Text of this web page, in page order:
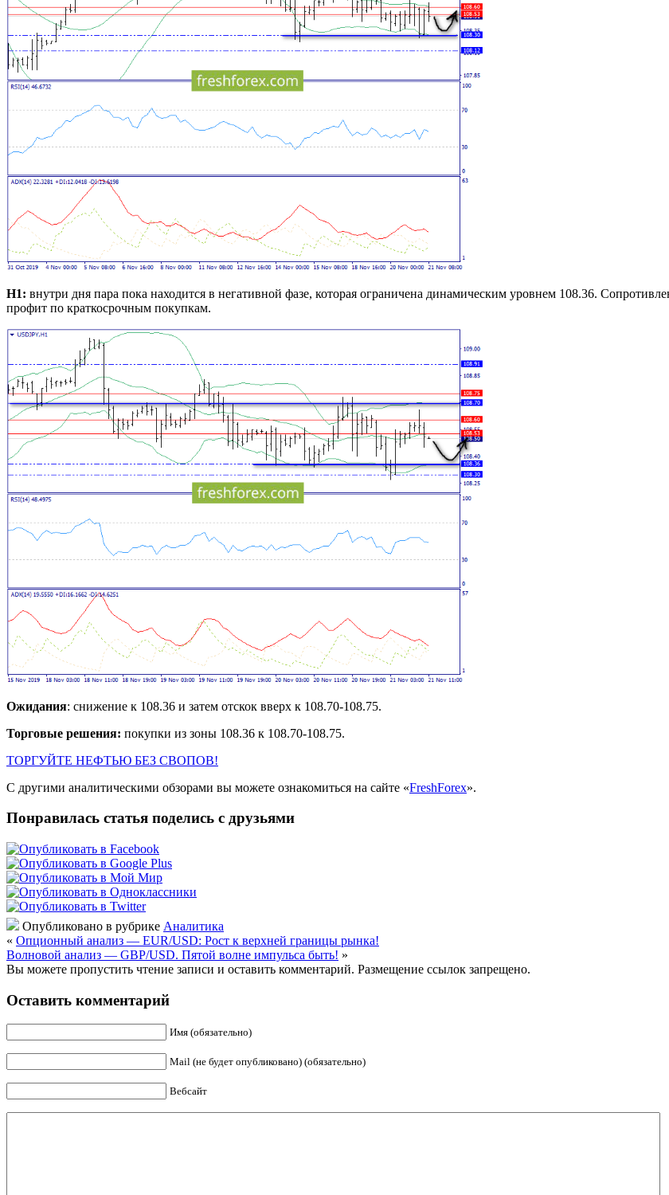
Н1: внутри дня пара пока находится в негативной фазе, которая ограничена динамическим уровнем 108.36.
профит по краткосрочным покупкам.
Ожидания: снижение к 108.36 и затем отскок вверх к 108.70-108.75.
Торговые решения: покупки из зоны 108.36 к 108.70-108.75.
ТОРГУЙТЕ НЕФТЬЮ БЕЗ СВОПОВ!
С другими аналитическими обзорами вы можете ознакомиться на сайте «FreshForex».
Понравилась статья поделись с друзьями
Опубликовано в рубрике Аналитика
« Опционный анализ — EUR/USD: Рост к верхней границы рынка!
Волновой анализ — GBP/USD. Пятой волне импульса быть! »
Вы можете пропустить чтение записи и оставить комментарий. Размещение ссылок запрещено.
Оставить комментарий
Имя (обязательно)
Mail (не будет опубликовано) (обязательно)
Вебсайт